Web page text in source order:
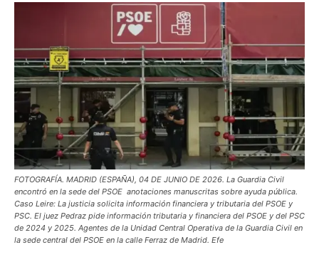
FOTOGRAFÍA. MADRID (ESPAÑA), 04 DE JUNIO DE 2026. La Guardia Civil
encontró en la sede del PSOE anotaciones manuscritas sobre ayuda pública.
Caso Leire: La justicia solicita información financiera y tributaria del PSOE y
PSC. El juez Pedraz pide información tributaria y financiera del PSOE y del PSC
de 2024 y 2025. Agentes de la Unidad Central Operativa de la Guardia Civil en
la sede central del PSOE en la calle Ferraz de Madrid. Efe